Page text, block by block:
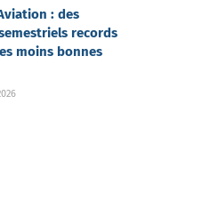
: des
records
moins bonnes